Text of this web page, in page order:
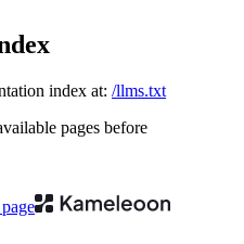
index at: /llms.txt
pages before